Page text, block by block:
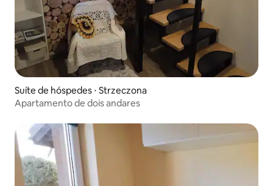
Suíte de hóspedes ⋅ Strzeczona
Apartamento de dois andares